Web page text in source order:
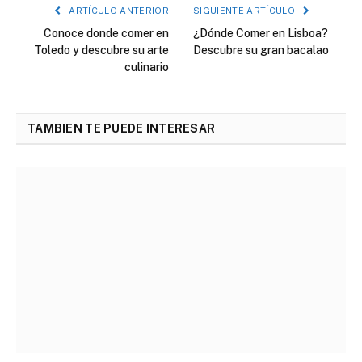
ARTÍCULO ANTERIOR
Conoce donde comer en
Toledo y descubre su arte
culinario
SIGUIENTE ARTÍCULO
¿Dónde Comer en Lisboa?
Descubre su gran bacalao
TAMBIEN TE PUEDE INTERESAR